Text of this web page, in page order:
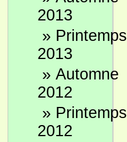
2013
» Printemps
2013
» Automne
2012
» Printemps
2012